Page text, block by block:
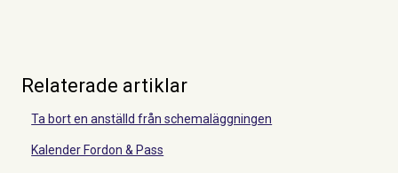
Relaterade artiklar
Ta bort en anställd från schemaläggningen
Kalender Fordon & Pass